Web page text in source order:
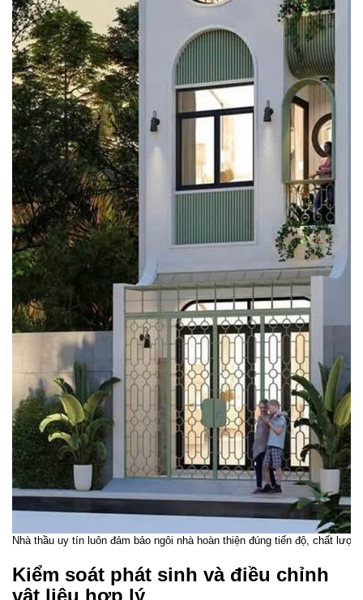
Nhà thầu uy tín luôn đảm bảo ngôi nhà hoàn thiện đúng tiến độ, chất
Kiểm soát phát sinh và điều chỉnh
vật liệu hợp lý